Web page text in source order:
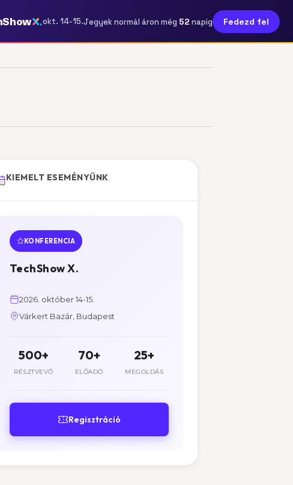
okt. 14-15.Jegyek normál áron még 52 napig Fedezd fel
KIEMELT ESEMÉNYÜNK
KONFERENCIA
TechShow X.
2026. október 14-15.
Várkert Bazár, Budapest
500+
RÉSZTVEVŐ
70+
ELŐADÓ
25+
MEGOLDÁS
Regisztráció